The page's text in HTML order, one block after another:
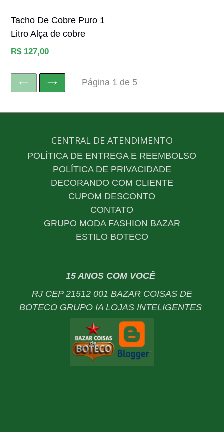
Tacho De Cobre Puro 1
Litro Alça de cobre
Preço
R$ 127,00
ANTERIORSEGUINTE
Página 1 de 5
CENTRAL DE ATENDIMENTO
POLÍTICA DE ENTREGA E REEMBOLSO
POLÍTICA DE PRIVACIDADE
DECORANDO COM CLIENTE
CUPOM DESCONTO
CONTATO
GRUPO MODA FASHION BAZAR
ESTILO BOTECO
15 ANOS COM VOCÊ
RJ CEP 21512 001 BAZAR COISAS DE
BOTECO GRUPO IA LOJAS INTELIGENTES